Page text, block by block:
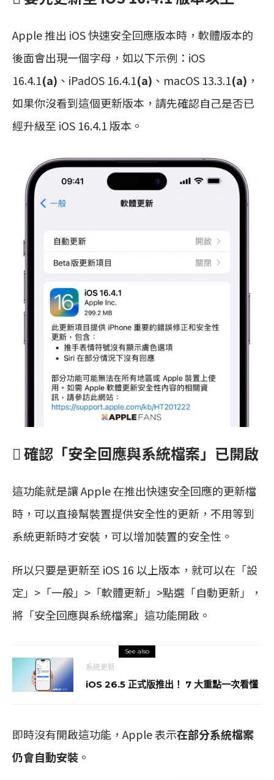
Apple 推出 iOS 快速安全回應版本時，軟體版本的
後面會出現一個字母，如以下示例：iOS
16.4.1(a) 、iPadOS 16.4.1(a) 、macOS 13.3.1(a) ，
如果你沒看到這個更新版本，請先確認自己是否已
經升級至 iOS 16.4.1 版本。
 確認「安全回應與系統檔案」已開啟
這功能就是讓 Apple 在推出快速安全回應的更新檔
時，可以直接幫裝置提供安全性的更新，不用等到
系統更新時才安裝，可以增加裝置的安全性。
所以只要是更新至 iOS 16 以上版本，就可以在「設
定」>「一般」>「軟體更新」>點選「自動更新」，
將「安全回應與系統檔案」這功能開啟。
See also
系統更新
iOS 26.5 正式版推出！ 7 大重點一次看懂
即時沒有開啟這功能，Apple 表示在部分系統檔案
仍會自動安裝 。